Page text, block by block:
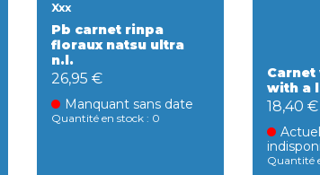
Xxx
Pb carnet rinpa
floraux natsu ultra
n.l.
26,95 €
Manquant sans date
Quantité en stock : 0
with a
18,40 €
Quantité